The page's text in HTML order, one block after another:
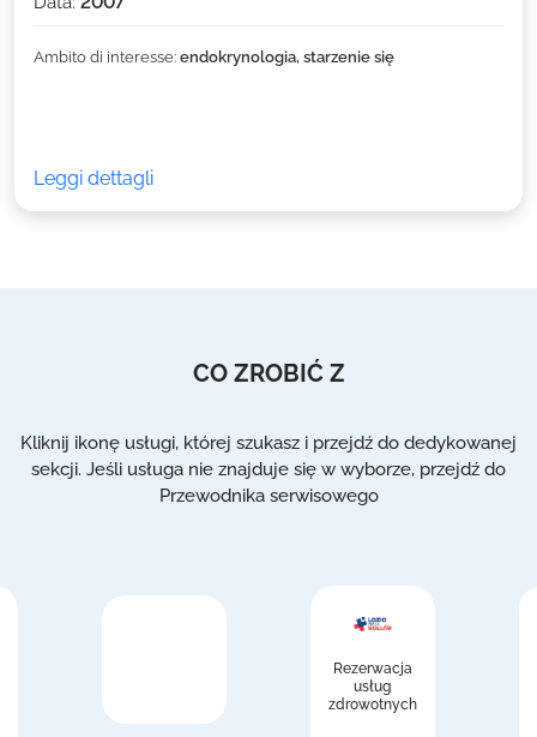
Ambito di interesse: endokrynologia, starzenie się
Leggi dettagli
CO ZROBIĆ Z
Kliknij ikonę usługi, której szukasz i przejdź do dedykowanej
sekcji. Jeśli usługa nie znajduje się w wyborze, przejdź do
Przewodnika serwisowego
Rezerwacja
usług
zdrowotnych